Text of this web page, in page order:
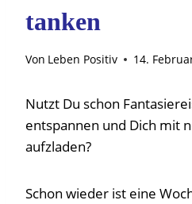
tanken
Von Leben Positiv 14.
Nutzt Du schon
entspannen und Dich mit
aufzladen?
Schon wieder ist eine